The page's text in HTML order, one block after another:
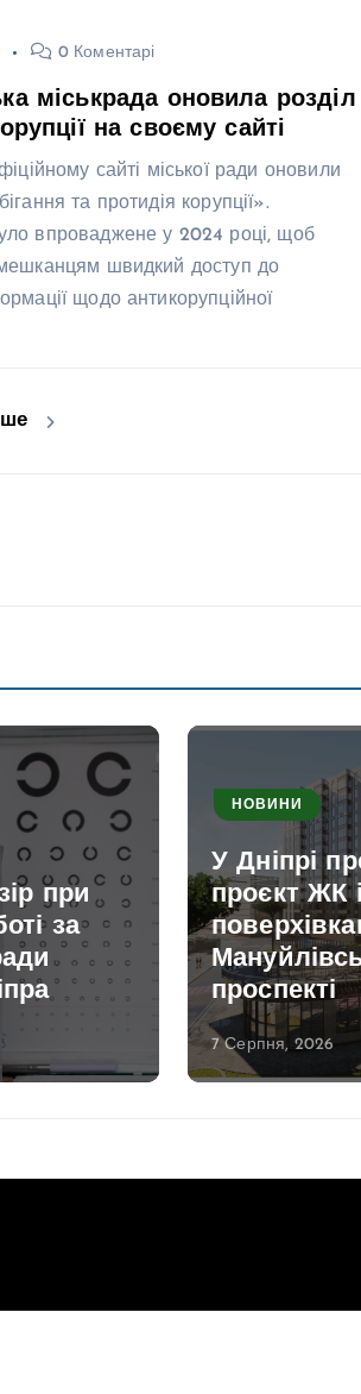
0 Коментарі
міськрада оновила розділ
на своєму сайті
сайті міської ради оновили
та протидія корупції».
впроваджене у 2024 році, щоб
швидкий доступ до
щодо антикорупційної
при
за
НОВИНИ
У Дніпрі
проєкт ЖК
проспекті
7 Серпня, 2026